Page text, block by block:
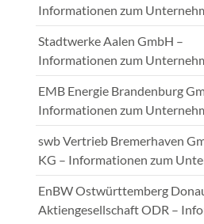
Informationen zum
Stadtwerke Aalen GmbH –
Informationen zum
EMB Energie Brandenburg
Informationen zum
swb Vertrieb Bremerhaven
KG – Informationen zum
EnBW Ostwürttemberg
Aktiengesellschaft ODR –